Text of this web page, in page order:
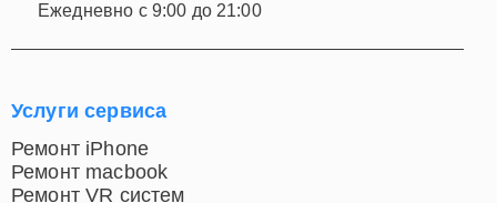
Ежедневно с 9:00 до 21:00
Услуги сервиса
Ремонт iPhone
Ремонт macbook
Ремонт VR систем